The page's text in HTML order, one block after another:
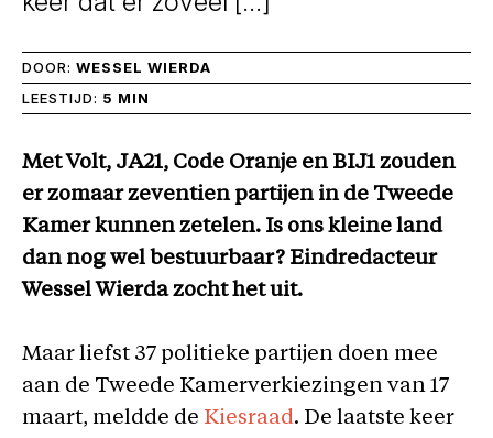
DOOR: WESSEL WIERDA
LEESTIJD: 5 MIN
Met Volt, JA21, Code Oranje en BIJ1 zouden
er zomaar zeventien partijen in de Tweede
Kamer kunnen zetelen. Is ons kleine land
dan nog wel bestuurbaar? Eindredacteur
Wessel Wierda zocht het uit.
Maar liefst 37 politieke partijen doen mee
aan de Tweede Kamerverkiezingen van 17
maart, meldde de Kiesraad. De laatste keer